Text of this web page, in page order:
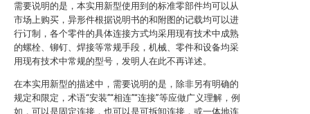
需要说明的是，本实用新型使用到的标准零部件均可以从
市场上购买，异形件根据说明书的和附图的记载均可以进
行订制，各个零件的具体连接方式均采用现有技术中成熟
的螺栓、铆钉、焊接等常规手段，机械、零件和设备均采
用现有技术中常规的型号，发明人在此不再详述。
在本实用新型的描述中，需要说明的是，除非另有明确的
规定和限定，术语“安装”“相连”“连接”等应做广义理解，例
如，可以是固定连接，也可以是可拆卸连接，或一体地连